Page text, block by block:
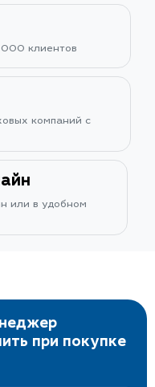
клиентов
компаний с
или в удобном
при покупке